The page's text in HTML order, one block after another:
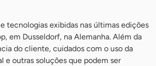
tecnologias exibidas nas últimas edições
em Dusseldorf, na Alemanha. Além da
do cliente, cuidados com o uso da
outras soluções que podem ser